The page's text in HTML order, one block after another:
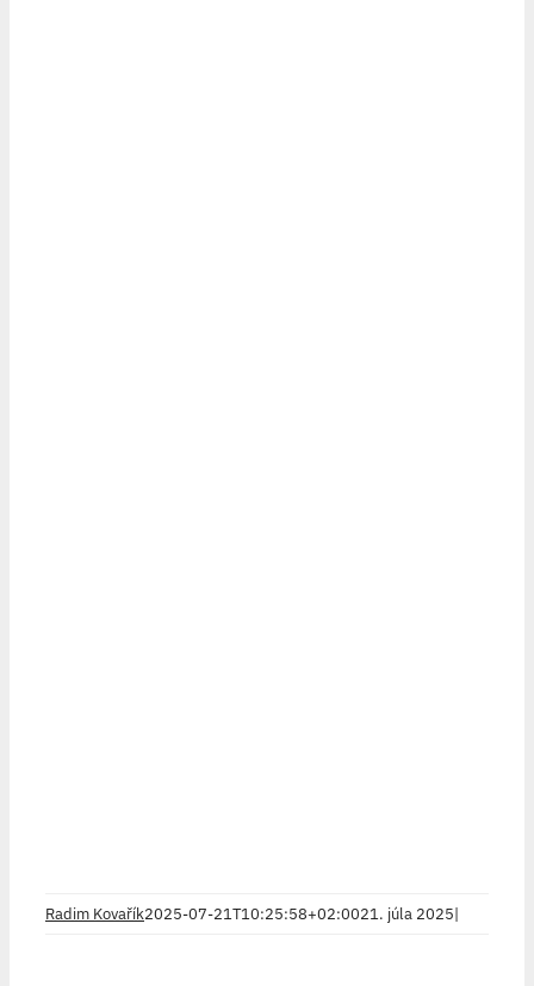
Radim Kovařík2025-07-21T10:25:58+02:0021. júla 2025|